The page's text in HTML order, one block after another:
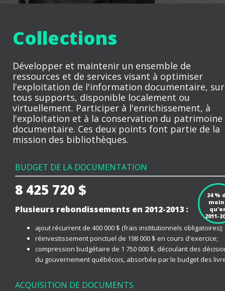
Collections
Développer et maintenir un ensemble de
ressources et de services visant à optimiser
l'exploitation de l'information documentaire, sur
tous supports, disponible localement ou
virtuellement. Participer à l'enrichissement, à
l'exploitation et à la conservation du patrimoine
documentaire. Ces deux points font partie de la
mission des bibliothèques.
BUDGET DE LA DOCUMENTATION
8 425 720 $
24 %
2011-
Plusieurs rebondissements en 2012-2013 :
ajout récurrent de 400 000 $ (frais institutionnels obligatoires);
réinvestissement ponctuel de 198 000 $ en cours d'exercice;
compression budgétaire de 1 750 000 $, découlant des
du gouvernement québécois, absorbée par le budget des
ACQUISITION DE DOCUMENTS